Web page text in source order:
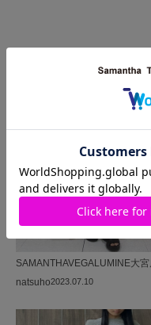
2023.07.10
SAMANTHAVEGALUMINE大
natsuho